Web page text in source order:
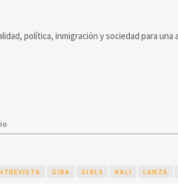
política, inmigración y sociedad para una
GIRA GIRLS KALI LANZA